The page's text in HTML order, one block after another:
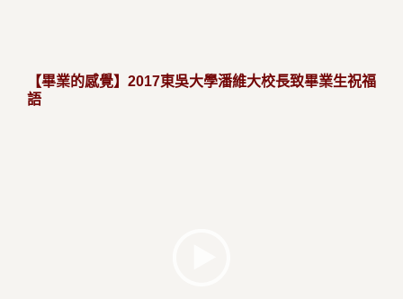
【畢業的感覺】2017東吳大學潘維大校長致畢業生祝福
語